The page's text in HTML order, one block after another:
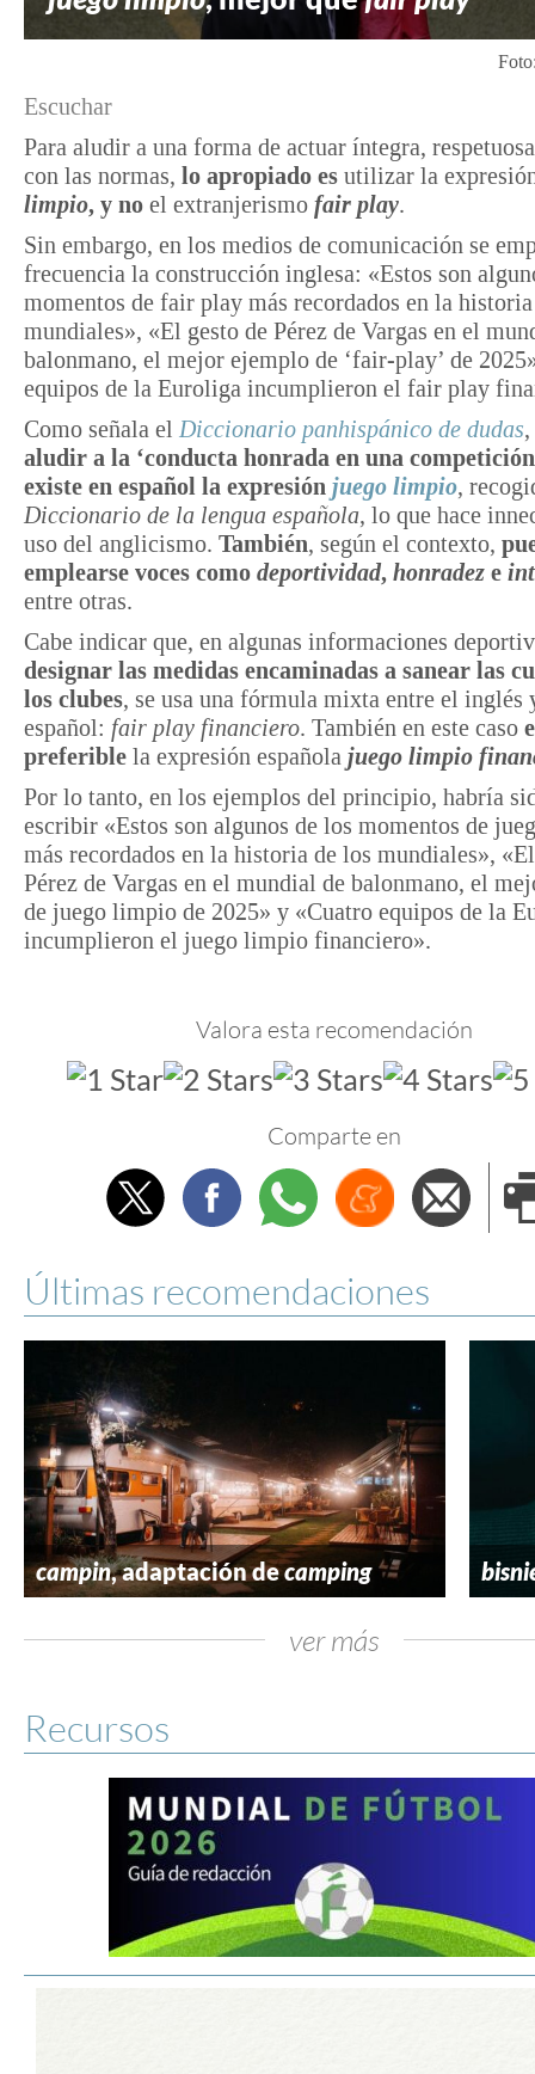
Escuchar
Para aludir a una forma de actuar íntegra,
con las normas, lo apropiado es utilizar la
limpio, y no el extranjerismo fair play.
Sin embargo, en los medios de comunicación se
frecuencia la construcción inglesa: «Estos son
momentos de fair play más recordados en la
mundiales», «El gesto de Pérez de Vargas en el
balonmano, el mejor ejemplo de ‘fair-play’ de
equipos de la Euroliga incumplieron el fair play
Como señala el Diccionario panhispánico de dudas,
aludir a la ‘conducta honrada en una competición
existe en español la expresión juego limpio,
Diccionario de la lengua española, lo que hace
uso del anglicismo. También, según el contexto,
emplearse voces como deportividad, honradez e
entre otras.
Cabe indicar que, en algunas informaciones
designar las medidas encaminadas a sanear las
los clubes, se usa una fórmula mixta entre el inglés
español: fair play financiero. También en este caso
preferible la expresión española juego limpio
Por lo tanto, en los ejemplos del principio, habría
escribir «Estos son algunos de los momentos de
más recordados en la historia de los mundiales»,
Pérez de Vargas en el mundial de balonmano, el
de juego limpio de 2025» y «Cuatro equipos de la
incumplieron el juego limpio financiero».
Valora esta recomendación
Comparte en
TwitterFacebookWhatsappMenéame
Últimas recomendaciones
campin, adaptación decamping
ver más
Recursos